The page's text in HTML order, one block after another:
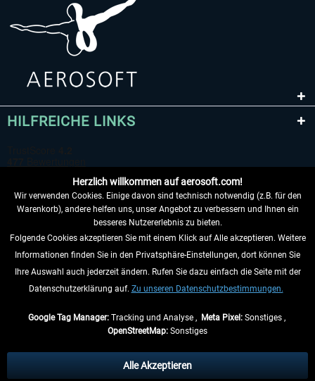
HILFREICHE LINKS
VERTRAG WIDERRUFEN
INFORMATIONEN
anders beschrieben.
Herzlich willkommen auf aerosoft.com!
Wir verwenden Cookies. Einige davon sind technisch notwendig (z.B. für den
Warenkorb), andere helfen uns, unser Angebot zu verbessern und Ihnen ein
besseres Nutzererlebnis zu bieten.
Folgende Cookies akzeptieren Sie mit einem Klick auf Alle akzeptieren. Weitere
Informationen finden Sie in den Privatsphäre-Einstellungen, dort können Sie
Ihre Auswahl auch jederzeit ändern. Rufen Sie dazu einfach die Seite mit der
Datenschutzerklärung auf. Zu unseren Datenschutzbestimmungen.
Google Tag Manager:Tracking und Analyse , Meta Pixel:Sonstiges ,
OpenStreetMap: Sonstiges
Alle Akzeptieren